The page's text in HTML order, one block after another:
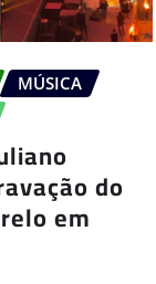
MÚSICA
do
em